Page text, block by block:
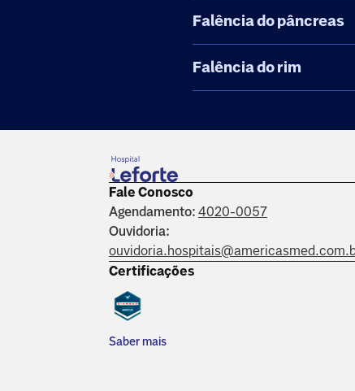
Falência do pâncreas
Falência do rim
Fale Conosco
Agendamento: 4020-0057
Ouvidoria:
Certificações
Saber mais